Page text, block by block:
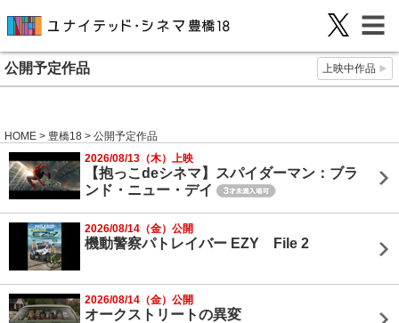
公開予定作品 上映中作品
HOME > 豊橋18 > 公開予定作品
2026/08/13（木）上映
【抱っこdeシネマ】スパイダーマン：ブラ
ンド・ニュー・デイ
2026/08/14（金）公開
機動警察パトレイバー EZY File 2
2026/08/14（金）公開
オークストリートの異変